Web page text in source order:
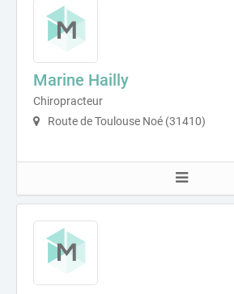
Marine Hailly
Chiropracteur
Route de Toulouse Noé (31410)